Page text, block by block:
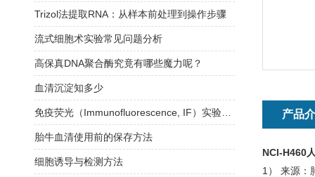
产品
NCI-H460
1） 来源：
Trizol法提取RNA：从样本前处理到操作步骤
流式细胞术实验常见问题分析
高保真DNA聚合酶究竟有哪些魔力呢？
血清沉淀知多少
胎牛血清使用前的保存方法
细胞诱导与检测方法